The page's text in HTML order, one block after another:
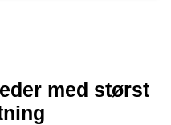
med størst